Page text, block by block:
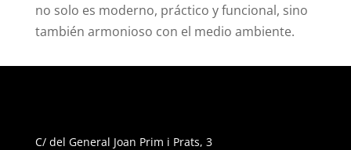
no solo es moderno, práctico y funcional, sino
también armonioso con el medio ambiente.
C/ del General Joan Prim i Prats, 3